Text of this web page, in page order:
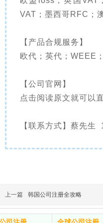
VAT；墨西哥RFC；
【产品合规服务】
欧代；英代；WEEE
【公司官网】
点击阅读原文就可以
【联系方式】蔡先生
上一篇 韩国公司注册全攻略